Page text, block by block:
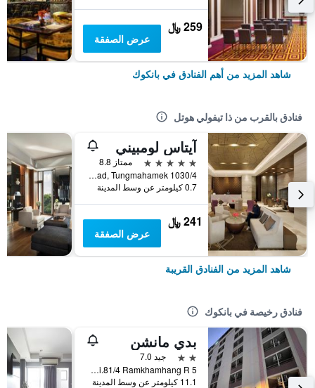
259 ﷼
عرض الصفقة
شاهد المزيد من أهم الفنادق في بانكوك
فنادق بالقرب من ذا تيفولي هوتل
آيتاس لومبيني
5 نجوم
ممتاز 8.8
1030/4 Rama 4 Road, Tungmahamek, بانكوك, تايلاند
0.7 كيلومتر عن وسط المدينة
241 ﷼
عرض الصفقة
شاهد المزيد من الفنادق القريبة
فنادق رخيصة في بانكوك
بدي مانشن
2 نجمتين
جيد 7.0
5 Soi.81/4 Ramkhamhang R., بانكوك, تايلاند
11.1 كيلومتر عن وسط المدينة